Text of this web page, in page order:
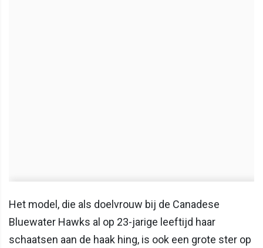
Het model, die als doelvrouw bij de Canadese
Bluewater Hawks al op 23-jarige leeftijd haar
schaatsen aan de haak hing, is ook een grote ster op